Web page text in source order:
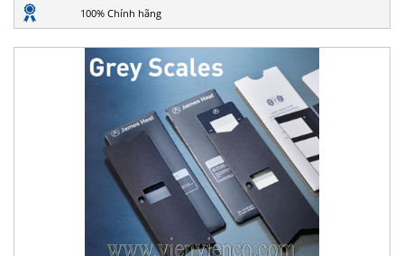
100% Chính hãng